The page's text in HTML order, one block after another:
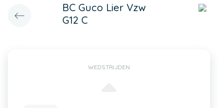
BC Guco Lier Vzw
G12 C
WEDSTRIJDEN